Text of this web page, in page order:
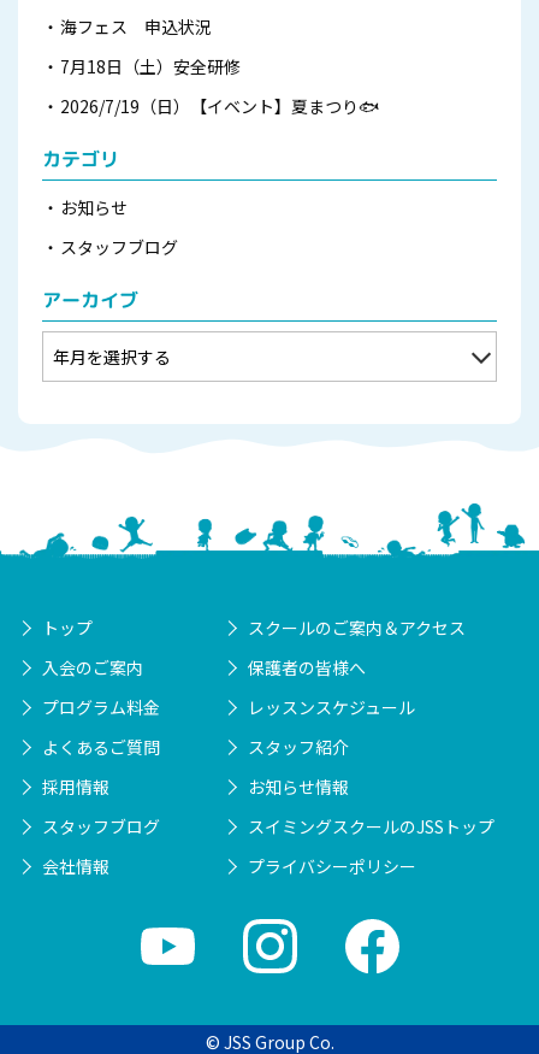
海フェス 申込状況
7月18日（土）安全研修
2026/7/19（日）【イベント】夏まつり🐟
カテゴリ
お知らせ
スタッフブログ
アーカイブ
トップ
スクールのご案内＆アクセス
入会のご案内
保護者の皆様へ
プログラム料金
レッスンスケジュール
よくあるご質問
スタッフ紹介
採用情報
お知らせ情報
スタッフブログ
スイミングスクールのJSSトップ
会社情報
プライバシーポリシー
© JSS Group Co.